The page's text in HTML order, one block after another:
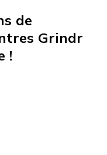
de
Grindr
!